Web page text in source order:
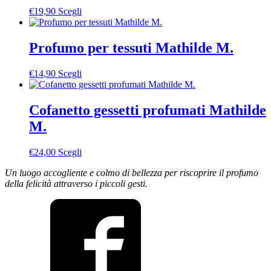
opzioni
possono
scelte
nella
del
prodotto
€19,90 Scegli
prodotto
varianti.
opzioni
possono
scelte
nella
Profumo per tessuti Mathilde M.
€14,90 Scegli
prodotto
più
varianti.
essere
scelte
nella
prodotto
Cofanetto gessetti profumati Mathilde
M.
€24,00 Scegli
ha
più
opzioni
possono
essere
scelte
Un luogo accogliente e colmo di bellezza per riscoprire il profumo
della felicità attraverso i piccoli gesti.